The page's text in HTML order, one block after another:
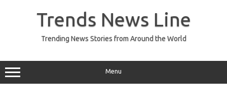
Trends News Line
Trending News Stories from Around the World
Menu